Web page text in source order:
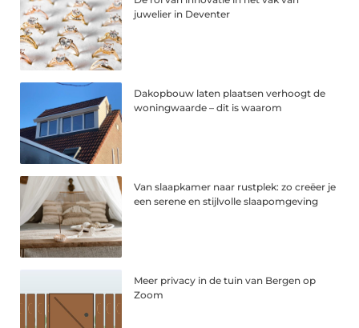
juwelier in Deventer
Dakopbouw laten plaatsen verhoogt de
woningwaarde – dit is waarom
Van slaapkamer naar rustplek: zo creëer je
een serene en stijlvolle slaapomgeving
Meer privacy in de tuin van Bergen op
Zoom